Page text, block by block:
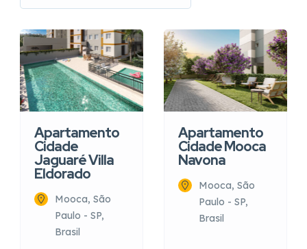
Apartamento
Cidade
Jaguaré Villa
Eldorado
Mooca, São
Paulo - SP,
Brasil
Apartamento
Cidade Mooca
Navona
Mooca, São
Paulo - SP,
Brasil